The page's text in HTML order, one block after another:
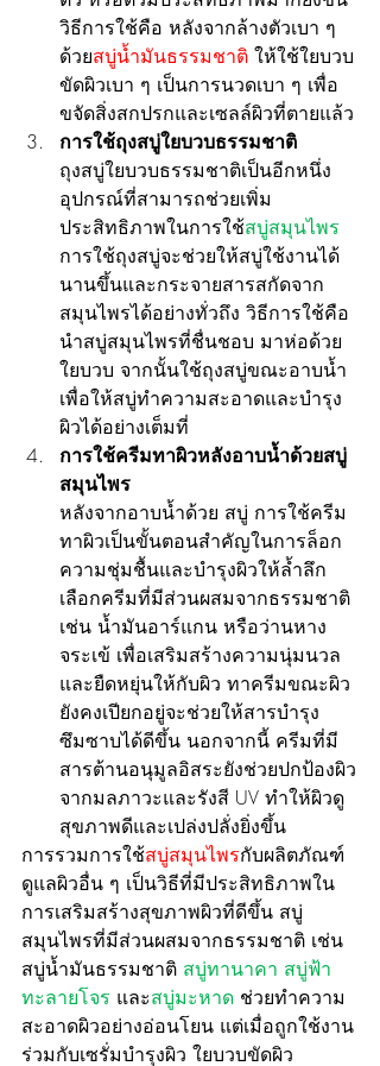
วิธีการใช้คือ หลังจากล้างตัวเบา ๆ
ด้วยสบู่น้ำมันธรรมชาติ ให้ใช้ใยบวบ
ขัดผิวเบา ๆ เป็นการนวดเบา ๆ เพื่อ
ขจัดสิ่งสกปรกและเซลล์ผิวที่ตายแล้ว
การใช้ถุงสบู่ใยบวบธรรมชาติ
ถุงสบู่ใยบวบธรรมชาติเป็นอีกหนึ่ง
อุปกรณ์ที่สามารถช่วยเพิ่ม
ประสิทธิภาพในการใช้สบู่สมุนไพร
การใช้ถุงสบู่จะช่วยให้สบู่ใช้งานได้
นานขึ้นและกระจายสารสกัดจาก
สมุนไพรได้อย่างทั่วถึง วิธีการใช้คือ
นำสบู่สมุนไพรที่ชื่นชอบ มาห่อด้วย
ใยบวบ จากนั้นใช้ถุงสบู่ขณะอาบน้ำ
เพื่อให้สบู่ทำความสะอาดและบำรุง
ผิวได้อย่างเต็มที่
การใช้ครีมทาผิวหลังอาบน้ำด้วยสบู่
สมุนไพร
หลังจากอาบน้ำด้วย สบู่ การใช้ครีม
ทาผิวเป็นขั้นตอนสำคัญในการล็อก
ความชุ่มชื้นและบำรุงผิวให้ล้ำลึก
เลือกครีมที่มีส่วนผสมจากธรรมชาติ
เช่น น้ำมันอาร์แกน หรือว่านหาง
จระเข้ เพื่อเสริมสร้างความนุ่มนวล
และยืดหยุ่นให้กับผิว ทาครีมขณะผิว
ยังคงเปียกอยู่จะช่วยให้สารบำรุง
ซึมซาบได้ดีขึ้น นอกจากนี้ ครีมที่มี
สารต้านอนุมูลอิสระยังช่วยปกป้องผิว
จากมลภาวะและรังสี UV ทำให้ผิวดู
สุขภาพดีและเปล่งปลั่งยิ่งขึ้น
การรวมการใช้สบู่สมุนไพรกับผลิตภัณฑ์
ดูแลผิวอื่น ๆ เป็นวิธีที่มีประสิทธิภาพใน
การเสริมสร้างสุขภาพผิวที่ดีขึ้น สบู่
สมุนไพรที่มีส่วนผสมจากธรรมชาติ เช่น
สบู่น้ำมันธรรมชาติ สบู่ทานาคา สบู่ฟ้า
ทะลายโจร และสบู่มะหาด ช่วยทำความ
สะอาดผิวอย่างอ่อนโยน แต่เมื่อถูกใช้งาน
ร่วมกับเซรั่มบำรุงผิว ใยบวบขัดผิว